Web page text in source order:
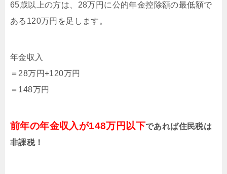
65歳以上の方は、28万円に公的年金控除額の最低額で
ある120万円を足します。
年金収入
＝28万円+120万円
＝148万円
前年の年金収入が148万円以下であれば住民税は
非課税！